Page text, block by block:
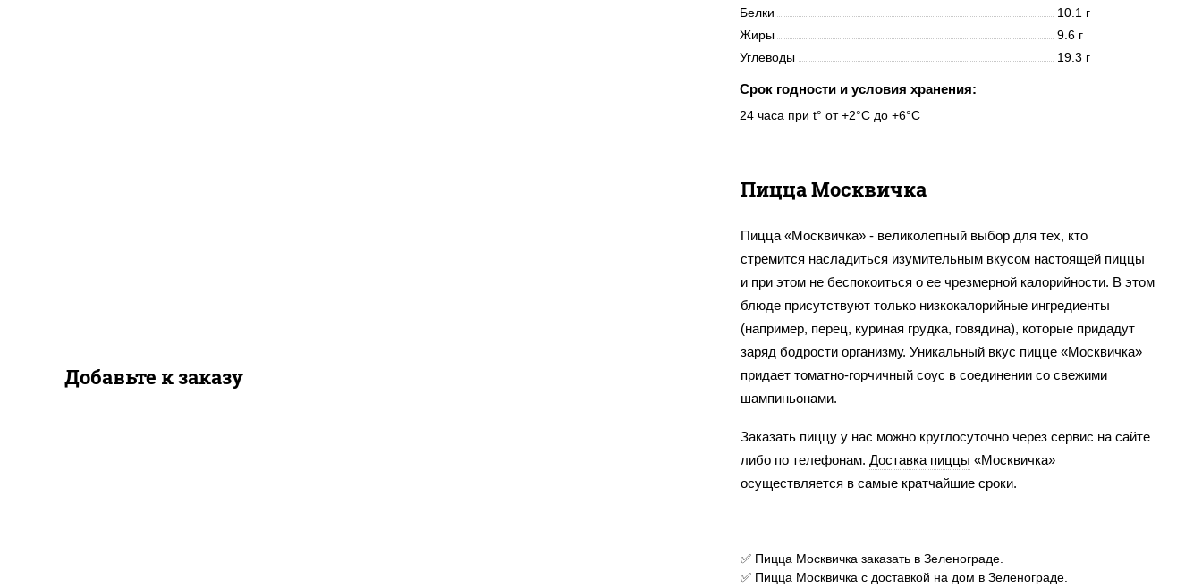
Белки
10.1 г
Жиры
9.6 г
Углеводы
19.3 г
Срок годности и условия хранения:
24 часа при t° от +2°C до +6°C
Пицца Москвичка
Пицца «Москвичка» - великолепный выбор для тех, кто
стремится насладиться изумительным вкусом настоящей пиццы
и при этом не беспокоиться о ее чрезмерной калорийности. В этом
блюде присутствуют только низкокалорийные ингредиенты
(например, перец, куриная грудка, говядина), которые придадут
заряд бодрости организму. Уникальный вкус пицце «Москвичка»
придает томатно-горчичный соус в соединении со свежими
шампиньонами.
Заказать пиццу у нас можно круглосуточно через сервис на сайте
либо по телефонам. Доставка пиццы «Москвичка»
осуществляется в самые кратчайшие сроки.
✅ Пицца Москвичка заказать в Зеленограде.
✅ Пицца Москвичка с доставкой на дом в Зеленограде.
Добавьте к заказу